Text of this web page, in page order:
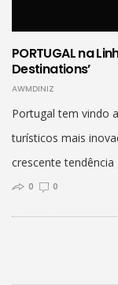
PORTUGAL na
Destinations’
AWMDINIZ
Portugal tem vindo
turísticos mais
crescente
0 0